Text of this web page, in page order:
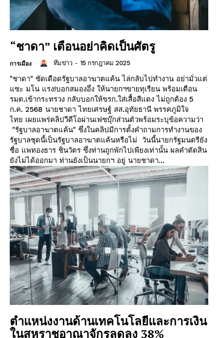
“ชาดา” เตือนอย่าคิดเป็นศัตรู
การเมือง ทีมข่าว - 15 กรกฎาคม 2025
"ชาดา" ซัดเดือดรัฐบาลอาฆาตแค้น ไล่กลับไปทำงาน อย่ามั่วแต่
แซะ มโน แรง!บอกสมองอึ่ง ให้นายกฯขายทุเรียน พร้อมเตือน
รมต.เข้ากระทรวง กลับบอกให้ขรก.ใส่เสื้อสีแดง ไม่ถูกต้อง 5
ก.ค. 2568 นายชาดา ไทยเศรษฐ์ สส.อุทัยธานี พรรคภูมิใจ
ไทย เผยแพร่คลิปวีดีโอผ่านเฟซบุ๊กส่วนตัวพร้อมระบุข้อความว่า
"รัฐบาลอาฆาตแค้น" ซึ่งในคลิปมีการตั้งคำถามการทำงานของ
รัฐบาลชุดนี้เป็นรัฐบาลอาฆาตแค้นหรือไม่ วันนี้นายกรัฐมนตรียัง
ชื่อ แพทองธาร ชินวัตร ซึ่งท่านถูกพักไปเพียงเท่านั้น ผลคำตัดสิน
ยังไม่ได้ออกมา ท่านยังเป็นนายกฯ อยู่ นายชาดา...
ตำแหน่งงานด้านเทคโนโลยีและการเงิน
ในสหราชอาณาจักรลดลง 38%